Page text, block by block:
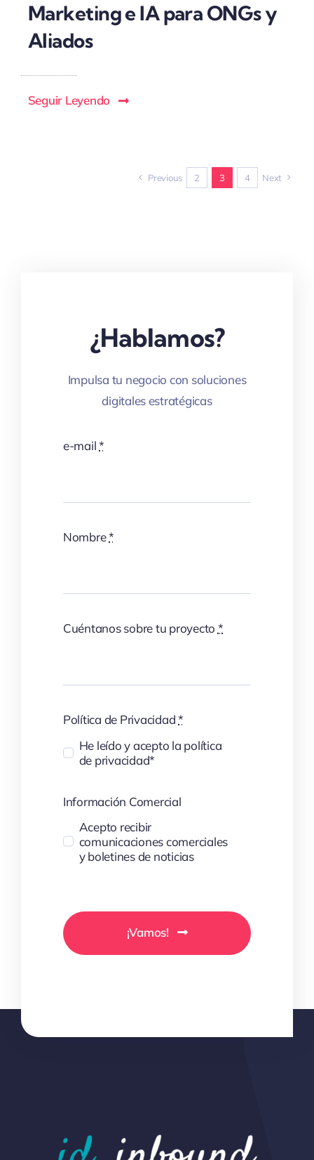
Marketing e IA para ONGs y
Aliados
Seguir Leyendo
Previous 2 3 4 Next
¿Hablamos?
Impulsa tu negocio con soluciones
digitales estratégicas
e-mail*
Nombre*
Cuéntanos sobre tu proyecto *
Política de Privacidad*
He leído y acepto la política
de privacidad*
Información Comercial
Acepto recibir
comunicaciones comerciales
y boletines de noticias
¡Vamos!